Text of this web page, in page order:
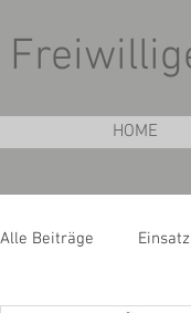
HOME
Alle Beiträge Einsatz